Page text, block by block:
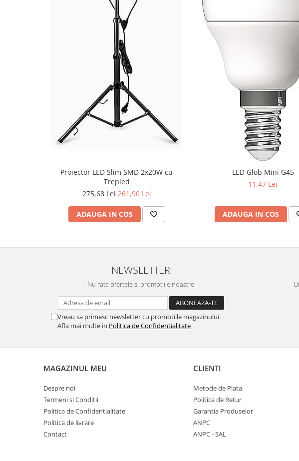
Proiector LED Slim SMD 2x20W cu
Trepied
275,68 Lei261,90 Lei
ADAUGA IN COS
LED Glob Mini G45
11,47 Lei
ADAUGA IN COS
NEWSLETTER
Nu rata ofertele si promotiile noastre
Vreau sa primesc newsletter cu promotiile magazinului.
Afla mai multe in Politica de Confidentialitate
MAGAZINUL MEU
Despre noi
Termeni si Conditii
Politica de Confidentialitate
Politica de livrare
Contact
CLIENTI
Metode de Plata
Politica de Retur
Garantia Produselor
ANPC
ANPC - SAL